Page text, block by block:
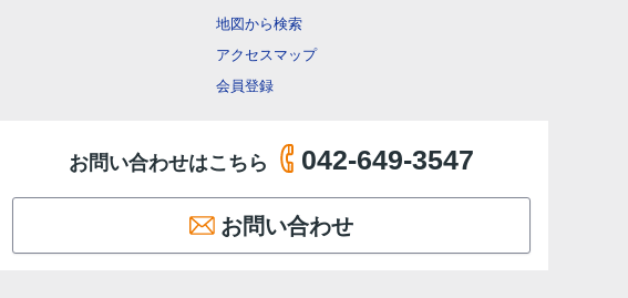
地図から検索
アクセスマップ
会員登録
お問い合わせはこちら 042-649-3547
お問い合わせ